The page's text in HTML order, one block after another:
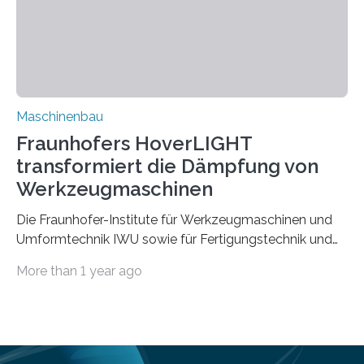
Maschinenbau
Fraunhofers HoverLIGHT
transformiert die Dämpfung von
Werkzeugmaschinen
Die Fraunhofer-Institute für Werkzeugmaschinen und
Umformtechnik IWU sowie für Fertigungstechnik und
Durchbruch in der Materialforschung erzielt: Der
partikelgefüllten Hohlkugeln erreicht HoverLIGHT einen
More than 1 year ago